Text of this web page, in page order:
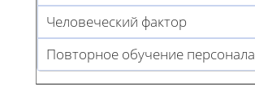
Человеческий фактор
Повторное обучение персонала